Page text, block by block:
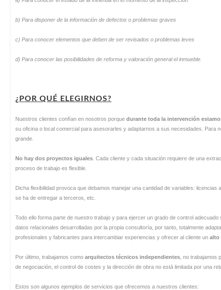
b) Para disponer de la información de defectos o problemas graves
c) Para conocer elementos que deben de ser revisados o problemas leves
d) Para conocer las posibilidades de reforma y valoración general el inmueble.
¿POR QUÉ ELEGIRNOS?
Nuestros clientes confían en nosotros porque durante toda la intervención
su oficina o local comercial para asesorarles y adaptarnos a sus necesidades. Para
grande.
No hay dos proyectos iguales . Cada cliente y cada situación requiere de una
proceso de trabajo es flexible.
Dicha flexibilidad provoca que debamos manejar una cantidad de variables:
se ha de entregar a terceros, etc.
Todo ello forma parte de nuestro trabajo y para ejercer un grado de control
datos relacionales desarrolladas por la propia consultoría, por tanto, totalmente
profesionales y fabricantes para intercambiar experiencias y ofrecer al cliente un alto
Por último, trabajamos como arquitectos técnicos independientes , no
de negociación, el control de costes y la dirección de obra no está limitada por una
Estos son algunos ejemplos de servicios que ofrecemos a nuestros clientes: